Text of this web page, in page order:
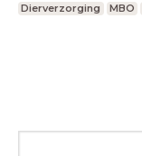
Dierverzorging MBO